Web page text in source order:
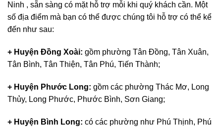
Ninh , sẵn sàng có mặt hỗ trợ mỗi khi quý khách cần. Một
số địa điểm mà bạn có thể được chúng tôi hỗ trợ có thể kể
đến như sau:
+ Huyện Đồng Xoài: gồm phường Tân Đồng, Tân Xuân,
Tân Bình, Tân Thiện, Tân Phú, Tiến Thành;
+ Huyện Phước Long: gồm các phường Thác Mơ, Long
Thủy, Long Phước, Phước Bình, Sơn Giang;
+ Huyện Bình Long: có các phường như Phú Thịnh, Phú